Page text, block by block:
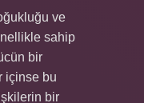
ve
sahip
bir
içinse bu
bir